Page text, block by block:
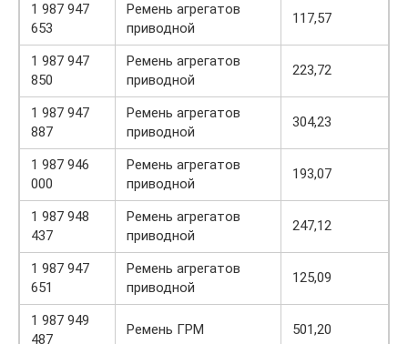
1 987 947
653
Ремень агрегатов
приводной
117,57
1 987 947
850
Ремень агрегатов
приводной
223,72
1 987 947
887
Ремень агрегатов
приводной
304,23
1 987 946
000
Ремень агрегатов
приводной
193,07
1 987 948
437
Ремень агрегатов
приводной
247,12
1 987 947
651
Ремень агрегатов
приводной
125,09
1 987 949
487
Ремень ГРМ 501,20